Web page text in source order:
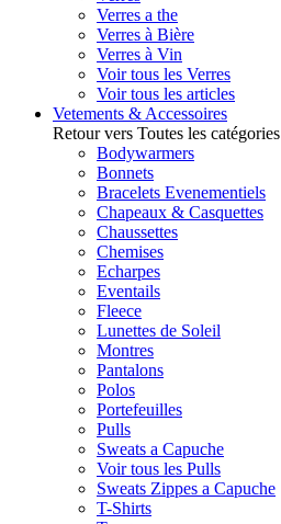
Verres a the
Verres à Bière
Verres à Vin
Voir tous les Verres
Voir tous les articles
Vetements & Accessoires
Retour vers Toutes les catégories
Bodywarmers
Bonnets
Bracelets Evenementiels
Chapeaux & Casquettes
Chaussettes
Chemises
Echarpes
Eventails
Fleece
Lunettes de Soleil
Montres
Pantalons
Polos
Portefeuilles
Pulls
Sweats a Capuche
Voir tous les Pulls
Sweats Zippes a Capuche
T-Shirts